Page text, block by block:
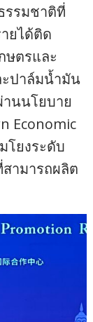
รรมชาติที่
ยได้ติด
ษตรและ
ะปาล์มน้ำมัน
นนโยบาย
Economic
โยงระดับ
ามารถผลิต